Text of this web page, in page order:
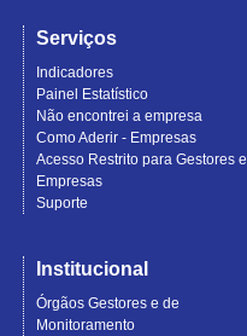
Serviços
Indicadores
Painel Estatístico
Não encontrei a empresa
Como Aderir - Empresas
Acesso Restrito para Gestores e
Empresas
Suporte
Institucional
Órgãos Gestores e de
Monitoramento